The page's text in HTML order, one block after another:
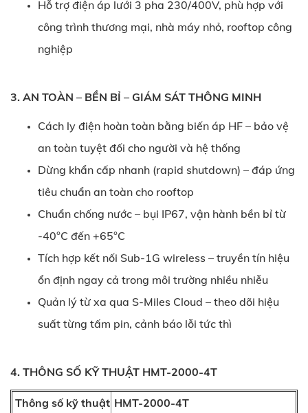
Hỗ trợ điện áp lưới 3 pha 230/400V, phù hợp với
công trình thương mại, nhà máy nhỏ, rooftop công
nghiệp
3. AN TOÀN – BỀN BỈ – GIÁM SÁT THÔNG MINH
Cách ly điện hoàn toàn bằng biến áp HF – bảo vệ
an toàn tuyệt đối cho người và hệ thống
Dừng khẩn cấp nhanh (rapid shutdown) – đáp ứng
tiêu chuẩn an toàn cho rooftop
Chuẩn chống nước – bụi IP67, vận hành bền bỉ từ
-40°C đến +65°C
Tích hợp kết nối Sub-1G wireless – truyền tín hiệu
ổn định ngay cả trong môi trường nhiều nhiễu
Quản lý từ xa qua S-Miles Cloud – theo dõi hiệu
suất từng tấm pin, cảnh báo lỗi tức thì
4. THÔNG SỐ KỸ THUẬT HMT-2000-4T
Thông số kỹ thuật HMT-2000-4T